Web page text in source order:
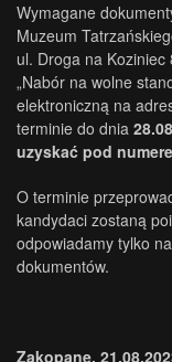
Wymagane
Muzeum
ul. Droga na
„Nabór na wolne
elektroniczną na
terminie do dnia
uzyskać pod
O terminie
kandydaci zostaną
odpowiadamy tylko
dokumentów.
Zakopane,